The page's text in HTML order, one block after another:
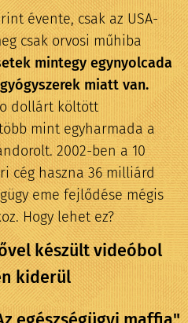
évente, csak az USA-
csak orvosi műhiba
mintegy egynyolcada
miatt van.
dollárt költött
mint egyharmada a
2002-ben a 10
cég haszna 36 milliárd
eme fejlődése mégis
Hogy lehet ez?
készült videóbol
kiderül